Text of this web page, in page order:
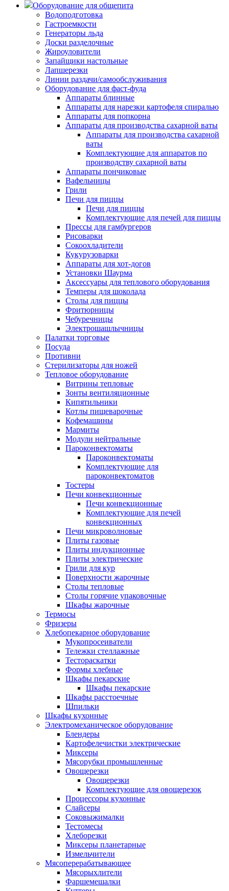
Оборудование для общепита
Водоподготовка
Гастроемкости
Генераторы льда
Доски разделочные
Жироуловители
Запайщики настольные
Лапшерезки
Линии раздачи/самообслуживания
Оборудование для фаст-фуда
Аппараты блинные
Аппараты для нарезки картофеля спиралью
Аппараты для попкорна
Аппараты для производства сахарной ваты
Аппараты для производства сахарной
ваты
Комплектующие для аппаратов по
производству сахарной ваты
Аппараты пончиковые
Вафельницы
Грили
Печи для пиццы
Печи для пиццы
Комплектующие для печей для пиццы
Прессы для гамбургеров
Рисоварки
Сокоохладители
Кукурузоварки
Аппараты для хот-догов
Установки Шаурма
Аксессуары для теплового оборудования
Темперы для шоколада
Столы для пиццы
Фритюрницы
Чебуречницы
Электрошашлычницы
Палатки торговые
Посуда
Противни
Стерилизаторы для ножей
Тепловое оборудование
Витрины тепловые
Зонты вентиляционные
Кипятильники
Котлы пищеварочные
Кофемашины
Мармиты
Модули нейтральные
Пароконвектоматы
Пароконвектоматы
Комплектующие для
пароконвектоматов
Тостеры
Печи конвекционные
Печи конвекционные
Комплектующие для печей
конвекционных
Печи микроволновые
Плиты газовые
Плиты индукционные
Плиты электрические
Грили для кур
Поверхности жарочные
Столы тепловые
Столы горячие упаковочные
Шкафы жарочные
Термосы
Фризеры
Хлебопекарное оборудование
Мукопросеиватели
Тележки стеллажные
Тестораскатки
Формы хлебные
Шкафы пекарские
Шкафы пекарские
Шкафы расстоечные
Шпильки
Шкафы кухонные
Электромеханическое оборудование
Блендеры
Картофелечистки электрические
Миксеры
Мясорубки промышленные
Овощерезки
Овощерезки
Комплектующие для овощерезок
Процессоры кухонные
Слайсеры
Соковыжималки
Тестомесы
Хлеборезки
Миксеры планетарные
Измельчители
Мясоперерабатывающее
Мясорыхлители
Фаршемешалки